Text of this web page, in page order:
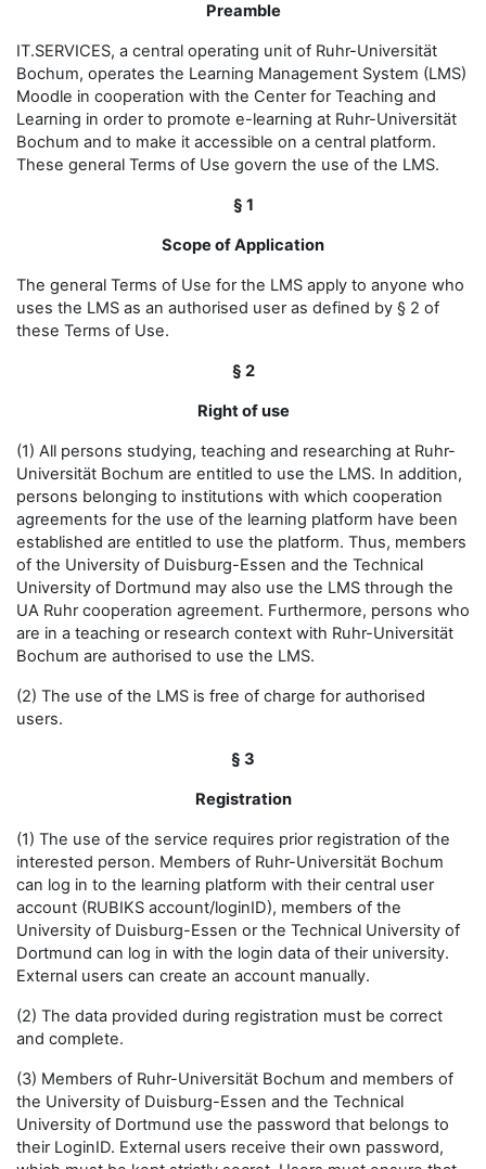
Preamble
IT.SERVICES, a central operating unit of Ruhr-Universität
Bochum, operates the Learning Management System (LMS)
Moodle in cooperation with the Center for Teaching and
Learning in order to promote e-learning at Ruhr-Universität
Bochum and to make it accessible on a central platform.
These general Terms of Use govern the use of the LMS.
§ 1
Scope of Application
The general Terms of Use for the LMS apply to anyone who
uses the LMS as an authorised user as defined by § 2 of
these Terms of Use.
§ 2
Right of use
(1) All persons studying, teaching and researching at Ruhr-
Universität Bochum are entitled to use the LMS. In addition,
persons belonging to institutions with which cooperation
agreements for the use of the learning platform have been
established are entitled to use the platform. Thus, members
of the University of Duisburg-Essen and the Technical
University of Dortmund may also use the LMS through the
UA Ruhr cooperation agreement. Furthermore, persons who
are in a teaching or research context with Ruhr-Universität
Bochum are authorised to use the LMS.
(2) The use of the LMS is free of charge for authorised
users.
§ 3
Registration
(1) The use of the service requires prior registration of the
interested person. Members of Ruhr-Universität Bochum
can log in to the learning platform with their central user
account (RUBIKS account/loginID), members of the
University of Duisburg-Essen or the Technical University of
Dortmund can log in with the login data of their university.
External users can create an account manually.
(2) The data provided during registration must be correct
and complete.
(3) Members of Ruhr-Universität Bochum and members of
the University of Duisburg-Essen and the Technical
University of Dortmund use the password that belongs to
their LoginID. External users receive their own password,